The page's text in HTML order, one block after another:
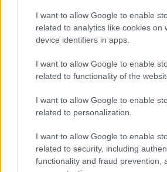
I want to allow Google to enable
related to analytics like cookies on
device identifiers in apps.
I want to allow Google to enable
related to functionality of the
I want to allow Google to enable
related to personalization.
I want to allow Google to enable
related to security, including
functionality and fraud prevention,
HIRDETÉS
HIRDETÉS
LEGOLVASOTTABB